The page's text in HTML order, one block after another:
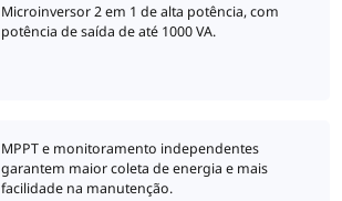
Microinversor 2 em 1 de alta potência, com
potência de saída de até 1000 VA.
MPPT e monitoramento independentes
garantem maior coleta de energia e mais
facilidade na manutenção.